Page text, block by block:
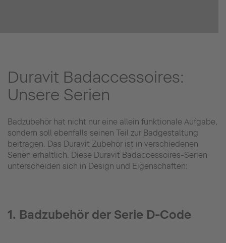
Duravit Badaccessoires:
Unsere Serien
Badzubehör hat nicht nur eine allein funktionale Aufgabe,
sondern soll ebenfalls seinen Teil zur Badgestaltung
beitragen. Das Duravit Zubehör ist in verschiedenen
Serien erhältlich. Diese Duravit Badaccessoires-Serien
unterscheiden sich in Design und Eigenschaften:
1. Badzubehör der Serie D-Code